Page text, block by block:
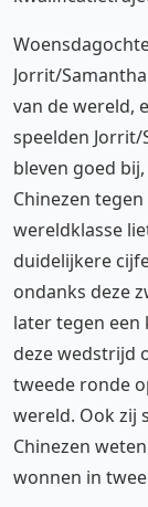
Jorrit/
van de wereld,
speelden
bleven goed
Chinezen
wereldklasse
duidelijkere
ondanks deze
later tegen een
deze wedstrijd
tweede ronde
wereld. Ook zij
Chinezen
wonnen in